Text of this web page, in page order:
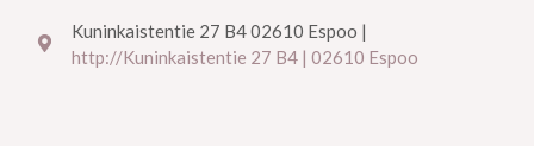
Kuninkaistentie 27 B4 02610 Espoo |
http://Kuninkaistentie 27 B4 | 02610 Espoo